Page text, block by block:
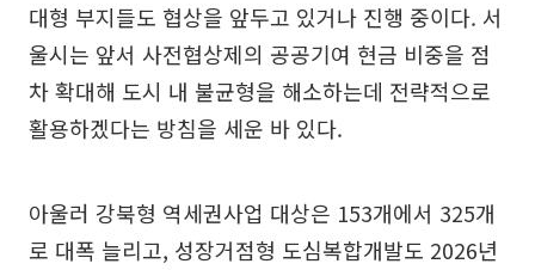
대형 부지들도 협상을 앞두고 있거나 진행 중이다. 서
울시는 앞서 사전협상제의 공공기여 현금 비중을 점
차 확대해 도시 내 불균형을 해소하는데 전략적으로
활용하겠다는 방침을 세운 바 있다.
아울러 강북형 역세권사업 대상은 153개에서 325개
로 대폭 늘리고, 성장거점형 도심복합개발도 2026년